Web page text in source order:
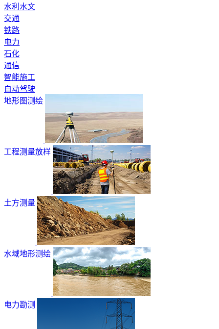
水利水文
交通
铁路
电力
石化
通信
智能施工
自动驾驶
地形图测绘
工程测量放样
土方测量
水域地形测绘
电力勘测